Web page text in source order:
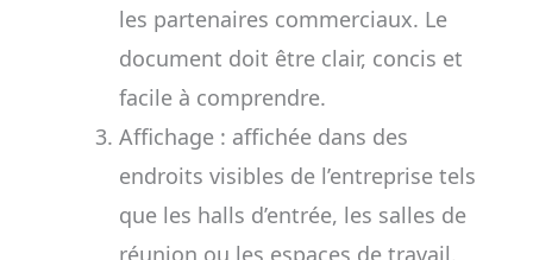
les partenaires commerciaux. Le
document doit être clair, concis et
facile à comprendre.
Affichage : affichée dans des
endroits visibles de l’entreprise tels
que les halls d’entrée, les salles de
réunion ou les espaces de travail.